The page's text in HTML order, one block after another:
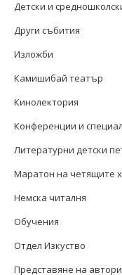
Детски и
Други събития
Изложби
Камишибай театър
Кинолектория
Конференции и
Литературни детски
Маратон на четящите
Немска читалня
Обучения
Отдел Изкуство
Представяне на